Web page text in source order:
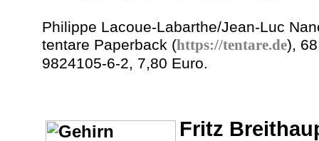
Philippe Lacoue-Labarthe/Jean-Luc
tentare Paperback (https://tentare.de),
9824105-6-2, 7,80 Euro.
Fritz